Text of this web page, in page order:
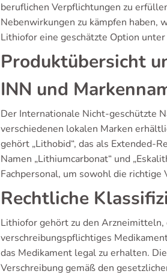
beruflichen Verpflichtungen zu
Nebenwirkungen zu kämpfen haben,
Lithiofor eine geschätzte Option
Produktübersicht
INN und
Der Internationale Nicht-geschützte
verschiedenen lokalen Marken
gehört „Lithobid“, das als Extended-
Namen „Lithiumcarbonat“ und
Fachpersonal, um sowohl die
Rechtliche
Lithiofor gehört zu den
verschreibungspflichtiges
das Medikament legal zu erhalten.
Verschreibung gemäß den